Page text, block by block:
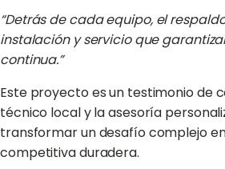
“Detrás de cada equipo, el respaldo
instalación y servicio que
continua.”
Este proyecto es un testimonio de
técnico local y la asesoría
transformar un desafío complejo
competitiva duradera.